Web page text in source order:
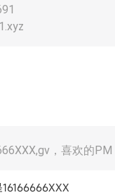
，喜欢的PM